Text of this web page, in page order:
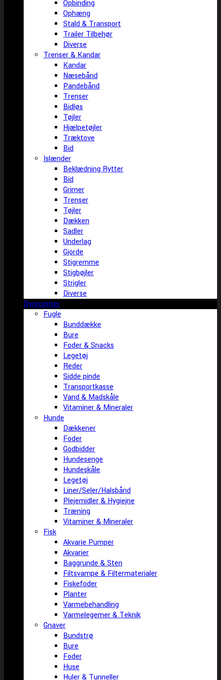
Opbinding
Ophæng
Stald & Transport
Trailer Tilbehør
Diverse
Trenser & Kandar
Kandar
Næsebånd
Pandebånd
Trenser
Bidløs
Tøjler
Hjælpetøjler
Træktove
Bid
Islænder
Beklædning Rytter
Bid
Grimer
Trenser
Tøjler
Dækken
Sadler
Underlag
Gjorde
Stigremme
Stigbøjler
Strigler
Diverse
Dyrecenter
Fugle
Bunddække
Bure
Foder & Snacks
Legetøj
Reder
Sidde pinde
Transportkasse
Vand & Madskåle
Vitaminer & Mineraler
Hunde
Dækkener
Foder
Godbidder
Hundesenge
Hundeskåle
Legetøj
Liner/Seler/Halsbånd
Plejemidler & Hygiejne
Træning
Vitaminer & Mineraler
Fisk
Akvarie Pumper
Akvarier
Baggrunde & Sten
Filtsvampe & Filtermaterialer
Fiskefoder
Planter
Varmebehandling
Varmelegemer & Teknik
Gnaver
Bundstrø
Bure
Foder
Huse
Huler & Tunneller